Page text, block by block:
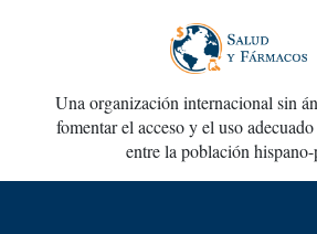
Una organización internacional sin
fomentar el acceso y el uso
entre la población